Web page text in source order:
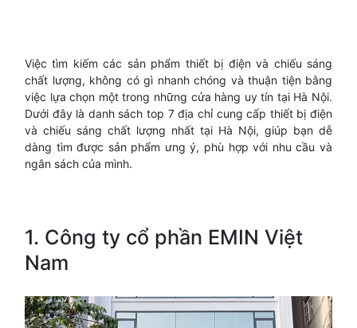
Việc tìm kiếm các sản phẩm thiết bị điện và chiếu sáng
chất lượng, không có gì nhanh chóng và thuận tiện bằng
việc lựa chọn một trong những cửa hàng uy tín tại Hà Nội.
Dưới đây là danh sách top 7 địa chỉ cung cấp thiết bị điện
và chiếu sáng chất lượng nhất tại Hà Nội, giúp bạn dễ
dàng tìm được sản phẩm ưng ý, phù hợp với nhu cầu và
ngân sách của mình.
1. Công ty cổ phần EMIN Việt
Nam